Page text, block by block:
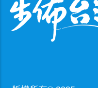
the first cultural
Every morning
the park entrance. Other facilities in
area include